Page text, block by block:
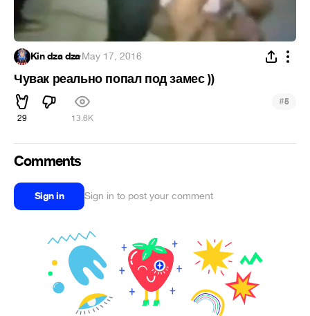
Kin dza dza·May 17, 2016
Чувак реально попал под замес ))
29 13.6K
#5
Comments
Sign in Sign in to post your comment